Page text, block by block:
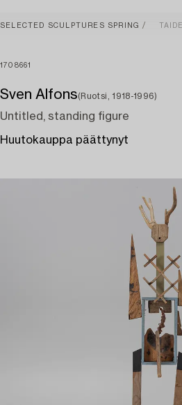
SELECTED SCULPTURES SPRING TAIDE
1708661
Sven Alfons(Ruotsi, 1918-1996)
Untitled, standing figure
Huutokauppa päättynyt